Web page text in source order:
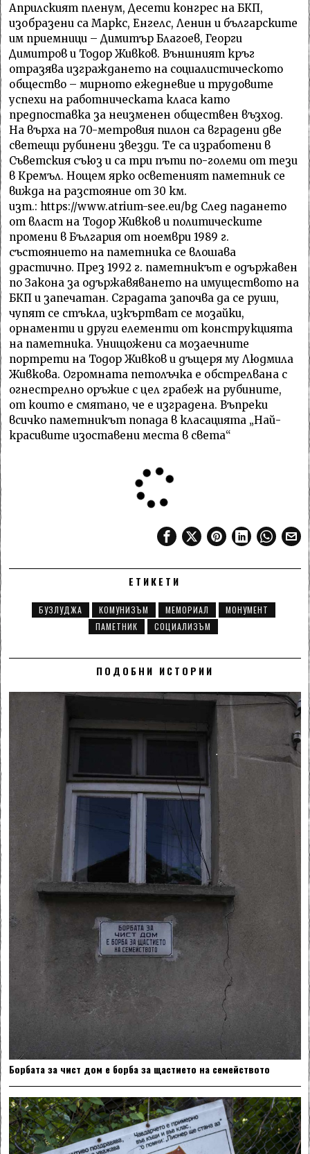
Априлският пленум, Десети конгрес на БКП,
изобразени са Маркс, Енгелс, Ленин и българските
им приемници – Димитър Благоев, Георги
Димитров и Тодор Живков. Външният кръг
отразява изграждането на социалистическото
общество – мирното ежедневие и трудовите
успехи на работническата класа като
предпоставка за неизменен обществен възход.
На върха на 70-метровия пилон са вградени две
светещи рубинени звезди. Те са изработени в
Съветския съюз и са три пъти по-големи от тези
в Кремъл. Нощем ярко осветеният паметник се
вижда на разстояние от 30 км.
изт.: https://www.atrium-see.eu/bg След падането
от власт на Тодор Живков и политическите
промени в България от ноември 1989 г.
състоянието на паметника се влошава
драстично. През 1992 г. паметникът е одържавен
по Закона за одържавяването на имуществото на
БКП и запечатан. Сградата започва да се руши,
чупят се стъкла, изкъртват се мозайки,
орнаменти и други елементи от конструкцията
на паметника. Унищожени са мозаечните
портрети на Тодор Живков и дъщеря му Людмила
Живкова. Огромната петолъчка е обстрелвана с
огнестрелно оръжие с цел грабеж на рубините,
от които е смятано, че е изградена. Въпреки
всичко паметникът попада в класацията „Най-
красивите изоставени места в света“
ЕТИКЕТИ
БУЗЛУДЖА КОМУНИЗЪМ МЕМОРИАЛ
МОНУМЕНТ
ПАМЕТНИК
СОЦИАЛИЗЪМ
ПОДОБНИ ИСТОРИИ
Борбата за чист дом е борба за щастието на семейството